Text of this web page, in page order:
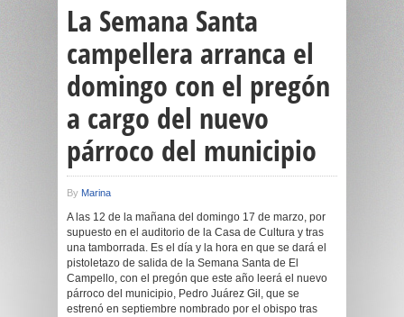
La Semana Santa
campellera arranca el
domingo con el pregón
a cargo del nuevo
párroco del municipio
By Marina
A las 12 de la mañana del domingo 17 de marzo, por
supuesto en el auditorio de la Casa de Cultura y tras
una tamborrada. Es el día y la hora en que se dará el
pistoletazo de salida de la Semana Santa de El
Campello, con el pregón que este año leerá el nuevo
párroco del municipio, Pedro Juárez Gil, que se
estrenó en septiembre nombrado por el obispo tras